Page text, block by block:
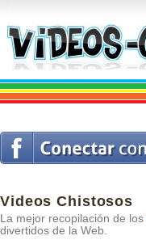
Videos Chistosos
La mejor recopilación de los
divertidos de la Web.